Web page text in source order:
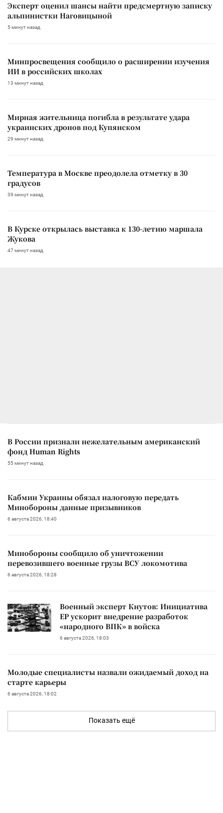
Эксперт оценил шансы найти предсмертную записку
альпинистки Наговицыной
5 минут назад
Минпросвещения сообщило о расширении изучения
ИИ в российских школах
13 минут назад
Мирная жительница погибла в результате удара
украинских дронов под Купянском
29 минут назад
Температура в Москве преодолела отметку в 30
градусов
39 минут назад
В Курске открылась выставка к 130-летию маршала
Жукова
47 минут назад
В России признали нежелательным американский
фонд Human Rights
55 минут назад
Кабмин Украины обязал налоговую передать
Минобороны данные призывников
6 августа 2026, 18:40
Минобороны сообщило об уничтожении
перевозившего военные грузы ВСУ локомотива
6 августа 2026, 18:28
Военный эксперт Кнутов: Инициатива
ЕР ускорит внедрение разработок
«народного ВПК» в войска
6 августа 2026, 18:03
Молодые специалисты назвали ожидаемый доход на
старте карьеры
6 августа 2026, 18:02
Показать ещё